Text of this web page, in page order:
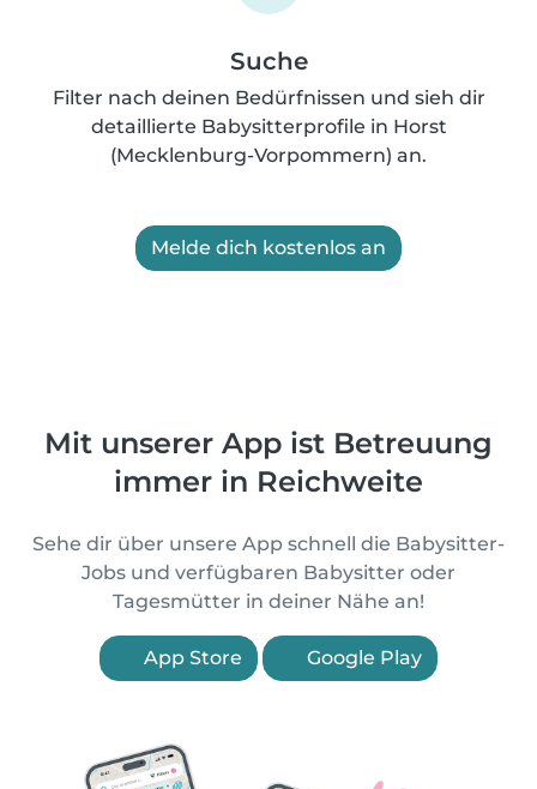
Suche
Filter nach deinen Bedürfnissen und sieh dir
detaillierte Babysitterprofile in Horst
(Mecklenburg-Vorpommern) an.
Melde dich kostenlos an
Mit unserer App ist Betreuung
immer in Reichweite
Sehe dir über unsere App schnell die Babysitter-
Jobs und verfügbaren Babysitter oder
Tagesmütter in deiner Nähe an!
App Store Google Play